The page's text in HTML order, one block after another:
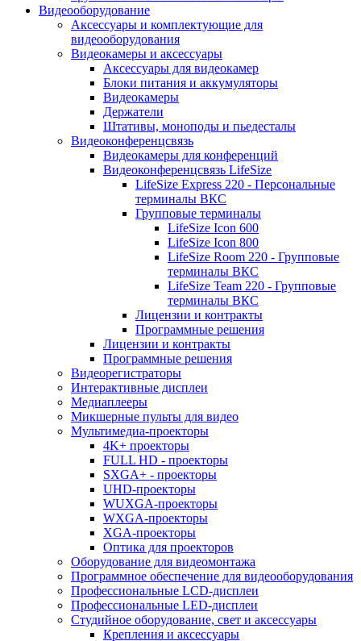
Видеооборудование
Аксессуары и комплектующие для
видеооборудования
Видеокамеры и аксессуары
Аксессуары для видеокамер
Блоки питания и аккумуляторы
Видеокамеры
Держатели
Штативы, моноподы и пьедесталы
Видеоконференцсвязь
Видеокамеры для конференций
Видеоконференцсвязь LifeSize
LifeSize Express 220 - Персональные
терминалы ВКС
Групповые терминалы
LifeSize Icon 600
LifeSize Icon 800
LifeSize Room 220 - Групповые
терминалы ВКС
LifeSize Team 220 - Групповые
терминалы ВКС
Лицензии и контракты
Программные решения
Лицензии и контракты
Программные решения
Видеорегистраторы
Интерактивные дисплеи
Медиаплееры
Микшерные пульты для видео
Мультимедиа-проекторы
4K+ проекторы
FULL HD - проекторы
SXGA+ - проекторы
UHD-проекторы
WUXGA-проекторы
WXGA-проекторы
XGA-проекторы
Оптика для проекторов
Оборудование для видеомонтажа
Программное обеспечение для видеооборудования
Профессиональные LCD-дисплеи
Профессиональные LED-дисплеи
Студийное оборудование, свет и аксессуары
Крепления и аксессуары